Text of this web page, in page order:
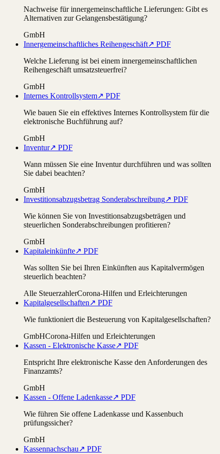
Nachweise für innergemeinschaftliche Lieferungen: Gibt es
Alternativen zur Gelangensbestätigung?
GmbH
Innergemeinschaftliches Reihengeschäft↗ PDF
Welche Lieferung ist bei einem innergemeinschaftlichen
Reihengeschäft umsatzsteuerfrei?
GmbH
Internes Kontrollsystem↗ PDF
Wie bauen Sie ein effektives Internes Kontrollsystem für die
elektronische Buchführung auf?
GmbH
Inventur↗ PDF
Wann müssen Sie eine Inventur durchführen und was sollten
Sie dabei beachten?
GmbH
Investitionsabzugsbetrag Sonderabschreibung↗ PDF
Wie können Sie von Investitionsabzugsbeträgen und
steuerlichen Sonderabschreibungen profitieren?
GmbH
Kapitaleinkünfte↗ PDF
Was sollten Sie bei Ihren Einkünften aus Kapitalvermögen
steuerlich beachten?
Alle SteuerzahlerCorona-Hilfen und Erleichterungen
Kapitalgesellschaften↗ PDF
Wie funktioniert die Besteuerung von Kapitalgesellschaften?
GmbHCorona-Hilfen und Erleichterungen
Kassen - Elektronische Kasse↗ PDF
Entspricht Ihre elektronische Kasse den Anforderungen des
Finanzamts?
GmbH
Kassen - Offene Ladenkasse↗ PDF
Wie führen Sie offene Ladenkasse und Kassenbuch
prüfungssicher?
GmbH
Kassennachschau↗ PDF